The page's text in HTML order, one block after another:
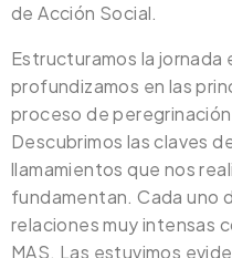
de Acción Social.
Estructuramos la jornada
profundizamos en las
proceso de
Descubrimos las claves
llamamientos que nos
fundamentan. Cada uno
relaciones muy intensas
MAS. Las estuvimos